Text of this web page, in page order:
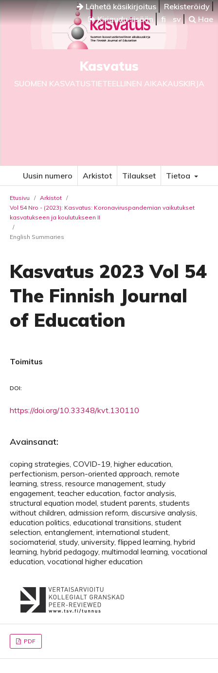
Lähetä käsikirjoitus
Rekisteröidy
Kirjaudu sisään
fi sv Hae
Kasvatus
SUOMEN KASVATUSTIETEELLINEN AIKAKAUSKIRJA
Uusin numero Arkistot Tilaukset Tietoa
Etusivu / Arkistot /
Vol 54 Nro - (2023): Kasvatus: Koronaviruspandemian vaikutukset
kasvatukseen ja koulutukseen II
/
English Summaries
Kasvatus 2023 Vol 54
The Finnish Journal
of Education
Toimitus
DOI:
https://doi.org/10.33348/kvt.130110
Avainsanat:
coping strategies, COVID-19, higher education,
perfectionism, person-oriented approach, remote
learning, stress, resource management, study
engagement, teacher education, factor analysis,
structural equation model, student parents, students
without children, admission reform, discursive analysis,
education politics, educational transitions, student
selection, entanglement, international student,
sociomaterial, study, university, flipped learning, hybrid
learning, hybrid pedagogy, multimodal learning, vocational
education, vocational higher education
PDF